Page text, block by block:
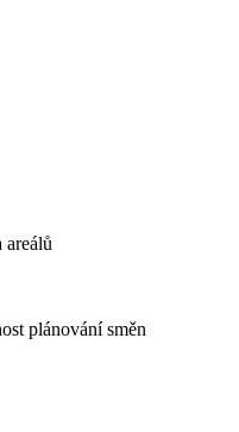
areálů
plánování směn